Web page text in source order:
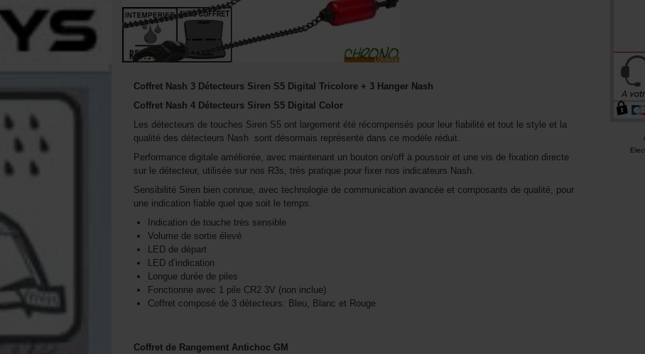
Coffret Nash 3 Détecteurs Siren S5 Digital Tricolore + 3 Hanger Nash
Coffret Nash 4 Détecteurs Siren S5 Digital Color
Les détecteurs de touches Siren S5 ont largement été récompensés pour leur fiabilité et tout le style et la
qualité des détecteurs Nash sont désormais représenté dans ce modèle réduit.
Performance digitale améliorée, avec maintenant un bouton on/off à poussoir et une vis de fixation directe
sur le détecteur, utilisée sur nos R3s, très pratique pour fixer nos indicateurs Nash.
Sensibilité Siren bien connue, avec technologie de communication avancée et composants de qualité, pour
une indication fiable quel que soit le temps.
Indication de touche très sensible
Volume de sortie élevé
LED de départ
LED d’indication
Longue durée de piles
Fonctionne avec 1 pile CR2 3V (non inclue)
Coffret composé de 3 détecteurs: Bleu, Blanc et Rouge
Coffret de Rangement Antichoc GM